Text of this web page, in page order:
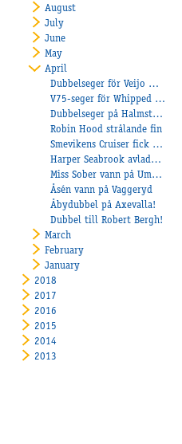
August
July
June
May
April
Dubbelseger för Veijo Heiskanen på Heiskanen
V75-seger för Whipped Eggs!
Dubbelseger på Halmstad!
Robin Hood strålande fin
Smevikens Cruiser fick äntligen vinna
Harper Seabrook avlade maiden!
Miss Sober vann på Umeåker
Åsén vann på Vaggeryd
Åbydubbel på Axevalla!
Dubbel till Robert Bergh!
March
February
January
2018
2017
2016
2015
2014
2013